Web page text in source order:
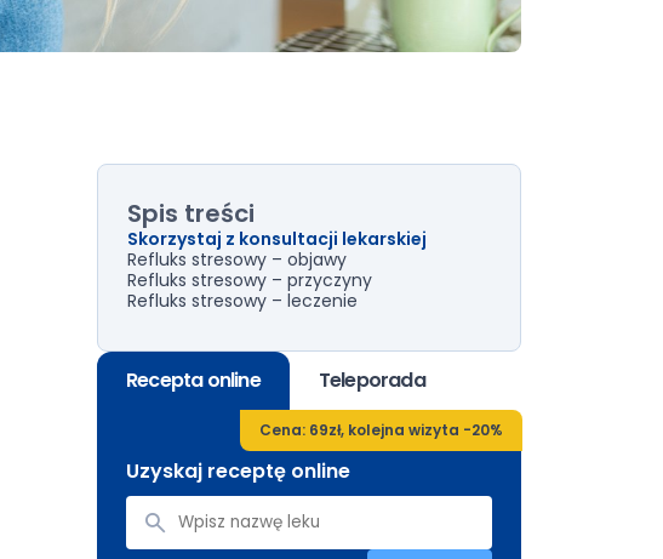
Spis treści
Skorzystaj z konsultacji lekarskiej
Refluks stresowy – objawy
Refluks stresowy – przyczyny
Refluks stresowy – leczenie
Recepta online Teleporada
Cena: 69zł, kolejna wizyta -20%
Uzyskaj receptę online